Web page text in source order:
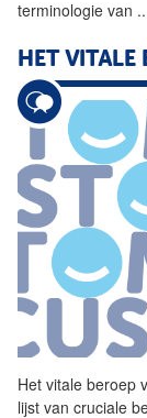
terminologie van
HET VITALE
Het vitale beroep
lijst van cruciale